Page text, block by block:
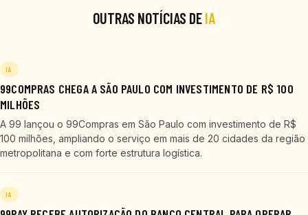
OUTRAS NOTÍCIAS DEIA
IA
99COMPRAS CHEGA A SÃO PAULO COM INVESTIMENTO DE R$ 100
MILHÕES
A 99 lançou o 99Compras em São Paulo com investimento de R$
100 milhões, ampliando o serviço em mais de 20 cidades da região
metropolitana e com forte estrutura logística.
IA